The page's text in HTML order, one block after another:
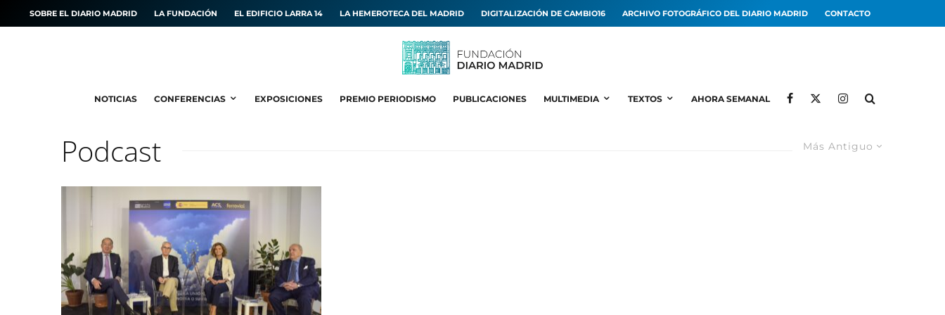
SOBRE EL DIARIO MADRID LA FUNDACIÓN EL EDIFICIO LARRA 14 LA HEMEROTECA DEL MADRID DIGITALIZACIÓN DE CAMBIO16 ARCHIVO FOTOGRÁFICO DEL DIARIO MADRID CONTACTO
NOTICIAS CONFERENCIAS EXPOSICIONES PREMIO PERIODISMO PUBLICACIONES MULTIMEDIA TEXTOS AHORA SEMANAL
Más Antiguo
Podcast